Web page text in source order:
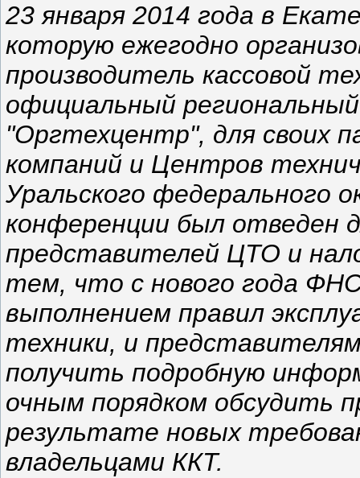
23 января 2014 года в
которую ежегодно
производитель кассовой
официальный
"Оргтехцентр", для своих
компаний и Центров
Уральского федерального
конференции был отведен
представителей ЦТО и
тем, что с нового года
выполнением правил
техники, и
получить подробную
очным порядком обсудить
результате новых
владельцами ККТ.